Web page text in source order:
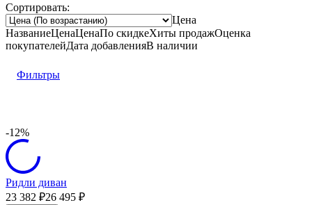
Сортировать:
Цена
НазваниеЦенаЦенаПо скидкеХиты продажОценка
покупателейДата добавленияВ наличии
Фильтры
-12%
Ридли диван
23 382 ₽26 495 ₽